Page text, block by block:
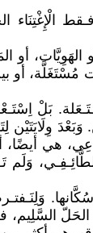
أو
مُسْتَغَلَّة،
بَلْ
هي
الحَلّ